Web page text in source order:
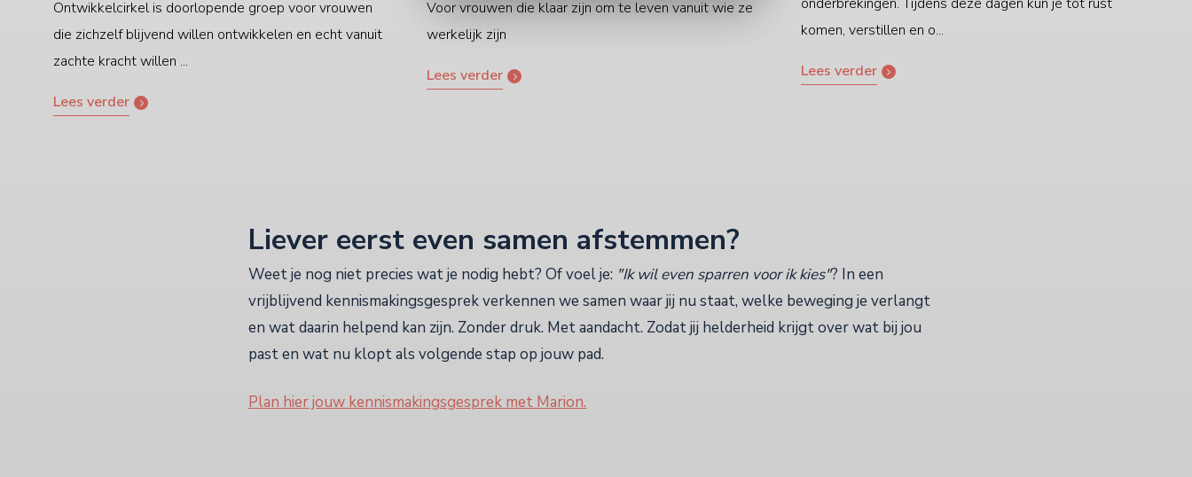
Ontwikkelcirkel is doorlopende groep voor vrouwen
die zichzelf blijvend willen ontwikkelen en echt vanuit
zachte kracht willen ...
Lees verder
Voor vrouwen die klaar zijn om te leven vanuit wie ze
werkelijk zijn
Lees verder
komen, verstillen en o...
Lees verder
Liever eerst even samen afstemmen?
Weet je nog niet precies wat je nodig hebt? Of voel je: "Ik wil even sparren voor ik kies"? In een
vrijblijvend kennismakingsgesprek verkennen we samen waar jij nu staat, welke beweging je verlangt
en wat daarin helpend kan zijn. Zonder druk. Met aandacht. Zodat jij helderheid krijgt over wat bij jou
past en wat nu klopt als volgende stap op jouw pad.
Plan hier jouw kennismakingsgesprek met Marion.